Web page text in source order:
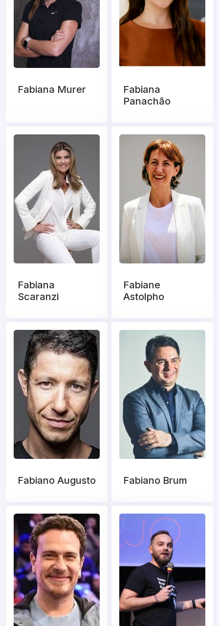
Fabiana Murer
Fabiana
Panachão
Fabiana
Scaranzi
Fabiane
Astolpho
Fabiano Augusto Fabiano Brum